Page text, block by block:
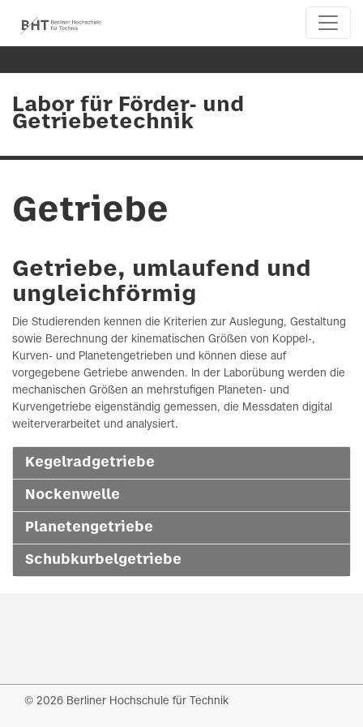
Labor für Förder- und
Getriebetechnik
Getriebe
Getriebe, umlaufend und
ungleichförmig
Die Studierenden kennen die Kriterien zur Auslegung, Gestaltung
sowie Berechnung der kinematischen Größen von Koppel-,
Kurven- und Planetengetrieben und können diese auf
vorgegebene Getriebe anwenden. In der Laborübung werden die
mechanischen Größen an mehrstufigen Planeten- und
Kurvengetriebe eigenständig gemessen, die Messdaten digital
weiterverarbeitet und analysiert.
Kegelradgetriebe
Nockenwelle
Planetengetriebe
Schubkurbelgetriebe
© 2026 Berliner Hochschule für Technik